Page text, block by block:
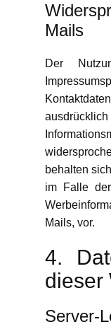
Mails
Der
behalten
im Falle
Mails, vor.
4.
dieser
Server-